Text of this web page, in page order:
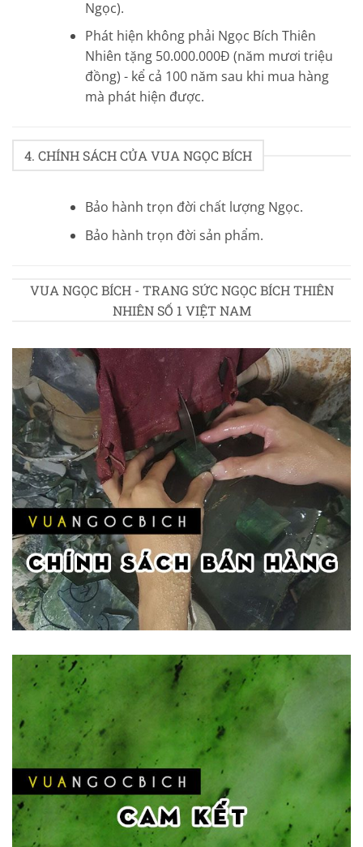
Ngọc).
Phát hiện không phải Ngọc Bích Thiên
Nhiên tặng 50.000.000Đ (năm mươi triệu
đồng) - kể cả 100 năm sau khi mua hàng
mà phát hiện được.
4. CHÍNH SÁCH CỦA VUA NGỌC BÍCH
Bảo hành trọn đời chất lượng Ngọc.
Bảo hành trọn đời sản phẩm.
VUA NGỌC BÍCH - TRANG SỨC NGỌC BÍCH THIÊN
NHIÊN SỐ 1 VIỆT NAM